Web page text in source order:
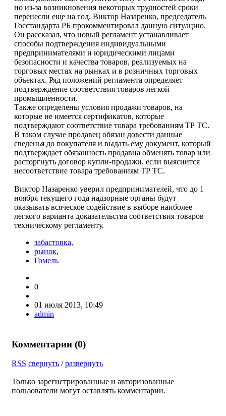
но из-за возникновения некоторых трудностей сроки
перенесли еще на год. Виктор Назаренко, председатель
Госстандарта РБ прокомментировал данную ситуацию.
Он рассказал, что новый регламент устанавливает
способы подтверждения индивидуальными
предпринимателями и юридическими лицами
безопасности и качества товаров, реализуемых на
торговых местах на рынках и в розничных торговых
объектах. Ряд положений регламента определяет
подтверждение соответствия товаров легкой
промышленности.
Также определены условия продажи товаров, на
которые не имеется сертификатов, которые
подтверждают соответствие товара требованиям ТР ТС.
В таком случае продавец обязан довести данные
сведенья до покупателя и выдать ему документ, который
подтверждает обязанность продавца обменять товар или
расторгнуть договор купли-продажи, если выяснится
несоответствие товара требованиям ТР ТС.
Виктор Назаренко уверил предпринимателей, что до 1
ноября текущего года надзорные органы будут
оказывать всяческое содействие в выборе наиболее
легкого варианта доказательства соответствия товаров
техническому регламенту.
забастовка,
рынок,
Гомель
0
01 июля 2013, 10:49
admin
Комментарии (0)
RSS свернуть /развернуть
Только зарегистрированные и авторизованные
пользователи могут оставлять комментарии.